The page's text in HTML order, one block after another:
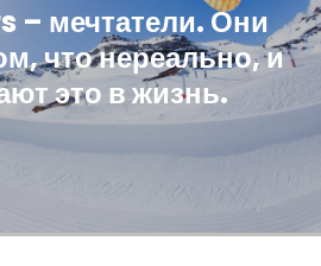
– мечтатели. Они
что нереально, и
это в жизнь.